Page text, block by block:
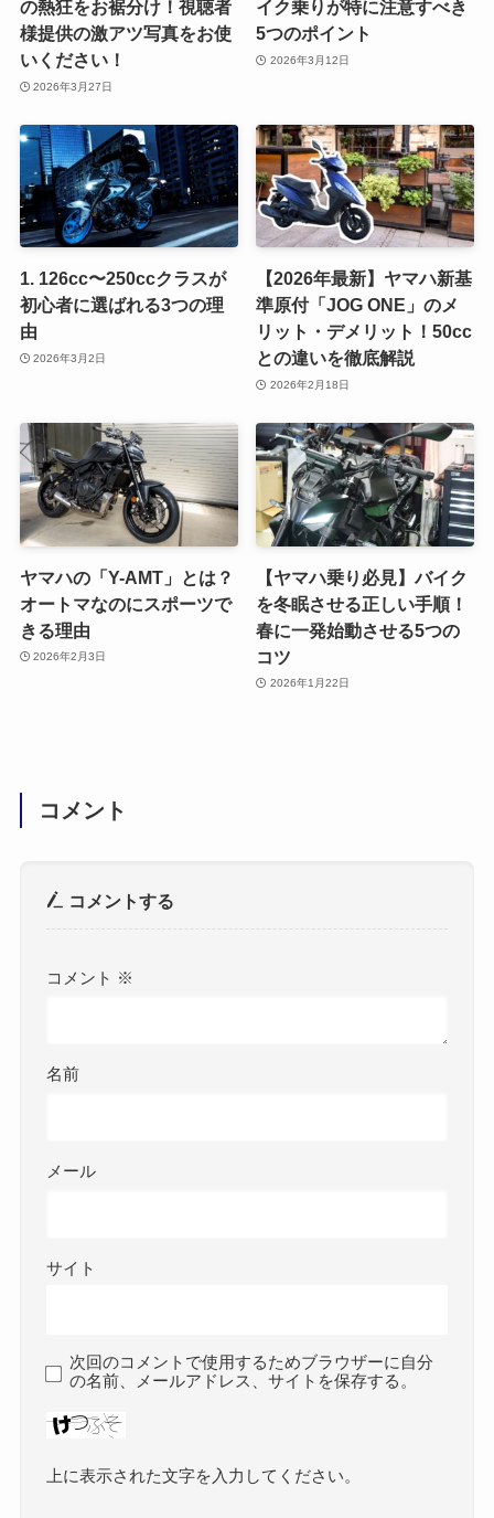
の熱狂をお裾分け！視聴者
様提供の激アツ写真をお使
いください！
2026年3月27日
イク乗りが特に注意すべき
5つのポイント
2026年3月12日
1. 126cc〜250ccクラスが
初心者に選ばれる3つの理
由
2026年3月2日
【2026年最新】ヤマハ新基
準原付「JOG ONE」のメ
リット・デメリット！50cc
との違いを徹底解説
2026年2月18日
ヤマハの「Y-AMT」とは？
オートマなのにスポーツで
きる理由
2026年2月3日
【ヤマハ乗り必見】バイク
を冬眠させる正しい手順！
春に一発始動させる5つの
コツ
2026年1月22日
コメント
コメントする
コメント ※
名前
メール
サイト
次回のコメントで使用するためブラウザーに自分
の名前、メールアドレス、サイトを保存する。
上に表示された文字を入力してください。